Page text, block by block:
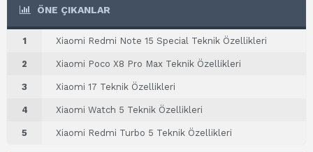
ÖNE ÇIKANLAR
1 Xiaomi Redmi Note 15 Special Teknik Özellikleri
2 Xiaomi Poco X8 Pro Max Teknik Özellikleri
3 Xiaomi 17 Teknik Özellikleri
4 Xiaomi Watch 5 Teknik Özellikleri
5 Xiaomi Redmi Turbo 5 Teknik Özellikleri